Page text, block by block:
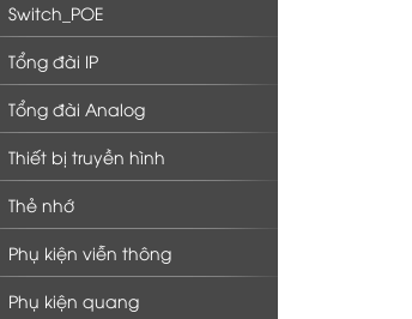
Switch_POE
Tổng đài IP
Tổng đài Analog
Thiết bị truyền hình
Thẻ nhớ
Phụ kiện viễn thông
Phụ kiện quang